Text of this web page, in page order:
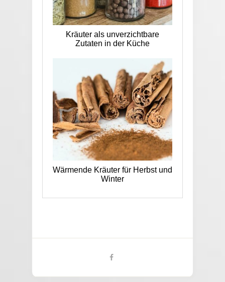
Kräuter als unverzichtbare
Zutaten in der Küche
Wärmende Kräuter für Herbst und
Winter